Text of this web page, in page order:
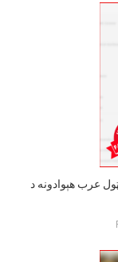
عرب هېوادونه د